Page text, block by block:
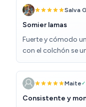
Salva
Somier lamas
Fuerte y cómodo
con el colchón se
Maite✓
Consistente y